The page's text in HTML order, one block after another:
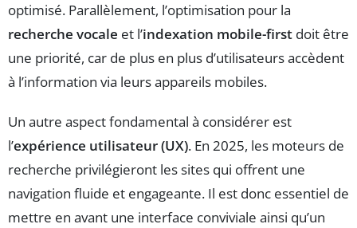
optimisé. Parallèlement, l’optimisation pour la
recherche vocale et l’indexation mobile-first doit être
une priorité, car de plus en plus d’utilisateurs accèdent
à l’information via leurs appareils mobiles.
Un autre aspect fondamental à considérer est
l’expérience utilisateur (UX). En 2025, les moteurs de
recherche privilégieront les sites qui offrent une
navigation fluide et engageante. Il est donc essentiel de
mettre en avant une interface conviviale ainsi qu’un